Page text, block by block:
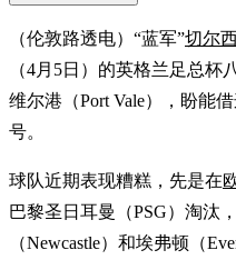
（伦敦路透电）“蓝军”切尔
（4月5日）的英格兰足总杯
维尔港（Port Vale），盼能
号。
球队近期表现糟糕，先是在
巴黎圣日耳曼（PSG）淘汰
（Newcastle）和埃弗顿（